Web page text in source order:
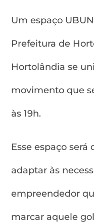
Um espaço
Prefeitura de
Hortolândia se
movimento que
às 19h.
Esse espaço
adaptar às
empreendedor
marcar aquele